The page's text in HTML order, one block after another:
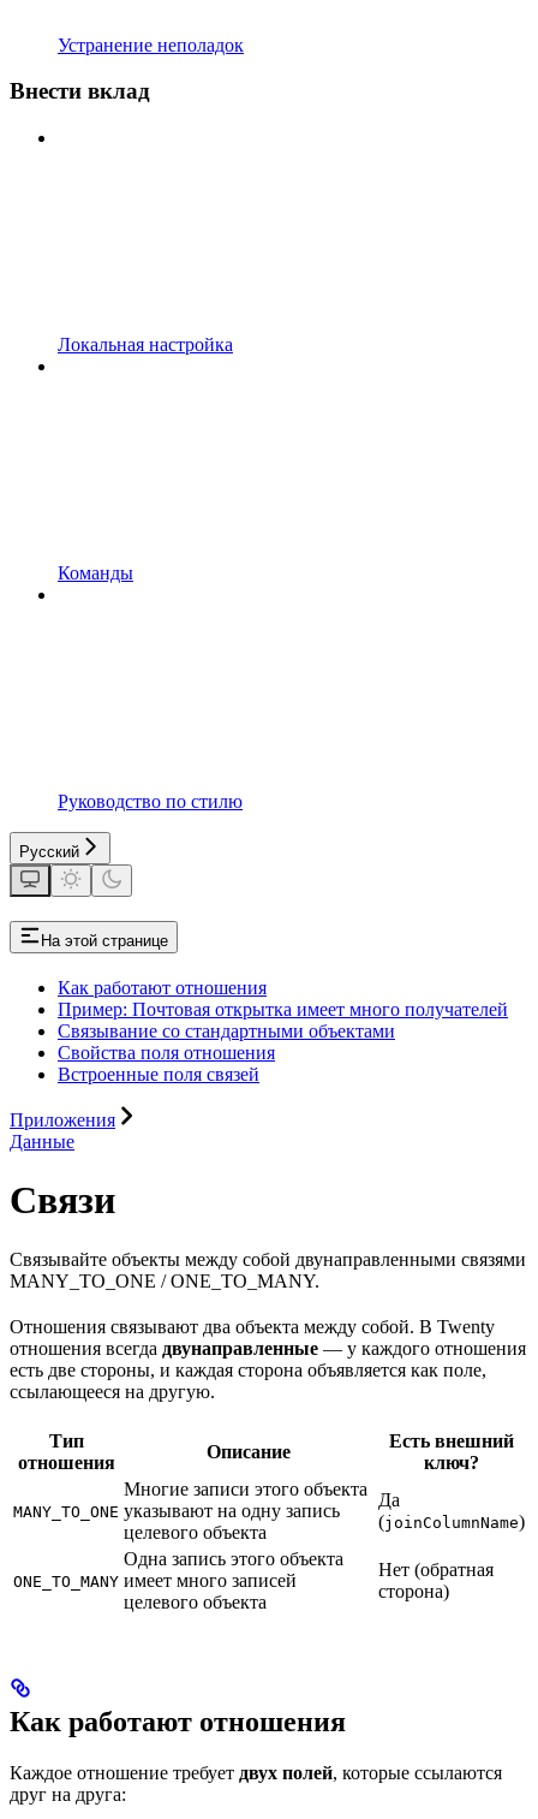
Устранение неполадок
Внести вклад
Локальная настройка
Команды
Руководство по стилю
Русский
На этой странице
Как работают отношения
Пример: Почтовая открытка имеет много получателей
Связывание со стандартными объектами
Свойства поля отношения
Встроенные поля связей
Приложения
Данные
Связи
Связывайте объекты между собой двунаправленными связями
MANY_TO_ONE / ONE_TO_MANY.
Отношения связывают два объекта между собой. В Twenty
отношения всегда двунаправленные — у каждого отношения
есть две стороны, и каждая сторона объявляется как поле,
ссылающееся на другую.
Тип
отношения
Описание
Есть внешний
ключ?
MANY_TO_ONE
Многие записи этого объекта
указывают на одну запись
целевого объекта
Да
(joinColumnName)
ONE_TO_MANY
Одна запись этого объекта
имеет много записей
целевого объекта
Нет (обратная
сторона)
Как работают отношения
Каждое отношение требует двух полей, которые ссылаются
друг на друга: